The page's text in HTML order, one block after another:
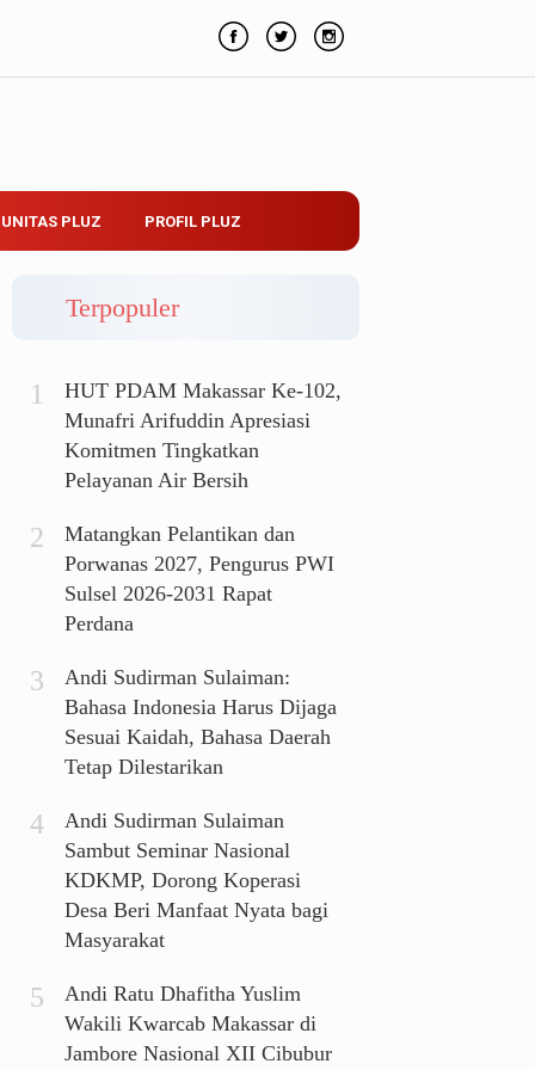
PLUZ PROFIL PLUZ
Terpopuler
HUT PDAM Makassar Ke-102,
Munafri Arifuddin Apresiasi
Komitmen Tingkatkan
Pelayanan Air Bersih
Matangkan Pelantikan dan
Porwanas 2027, Pengurus PWI
Sulsel 2026-2031 Rapat
Perdana
Andi Sudirman Sulaiman:
Bahasa Indonesia Harus Dijaga
Sesuai Kaidah, Bahasa Daerah
Tetap Dilestarikan
Andi Sudirman Sulaiman
Sambut Seminar Nasional
KDKMP, Dorong Koperasi
Desa Beri Manfaat Nyata bagi
Masyarakat
Andi Ratu Dhafitha Yuslim
Wakili Kwarcab Makassar di
Jambore Nasional XII Cibubur